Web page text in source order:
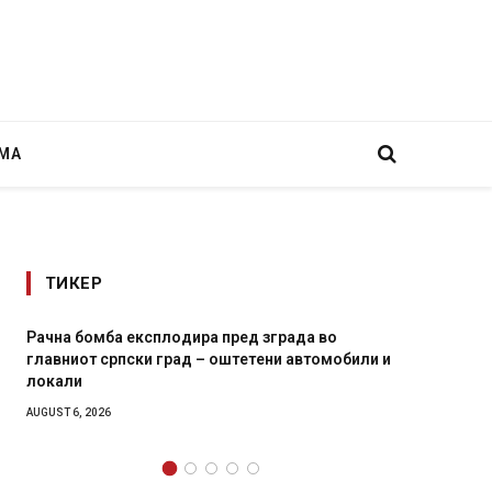
ТИКЕР
И Данска се милитарилизира – воведува нова
11-месечна воена
AUGUST 4, 2026